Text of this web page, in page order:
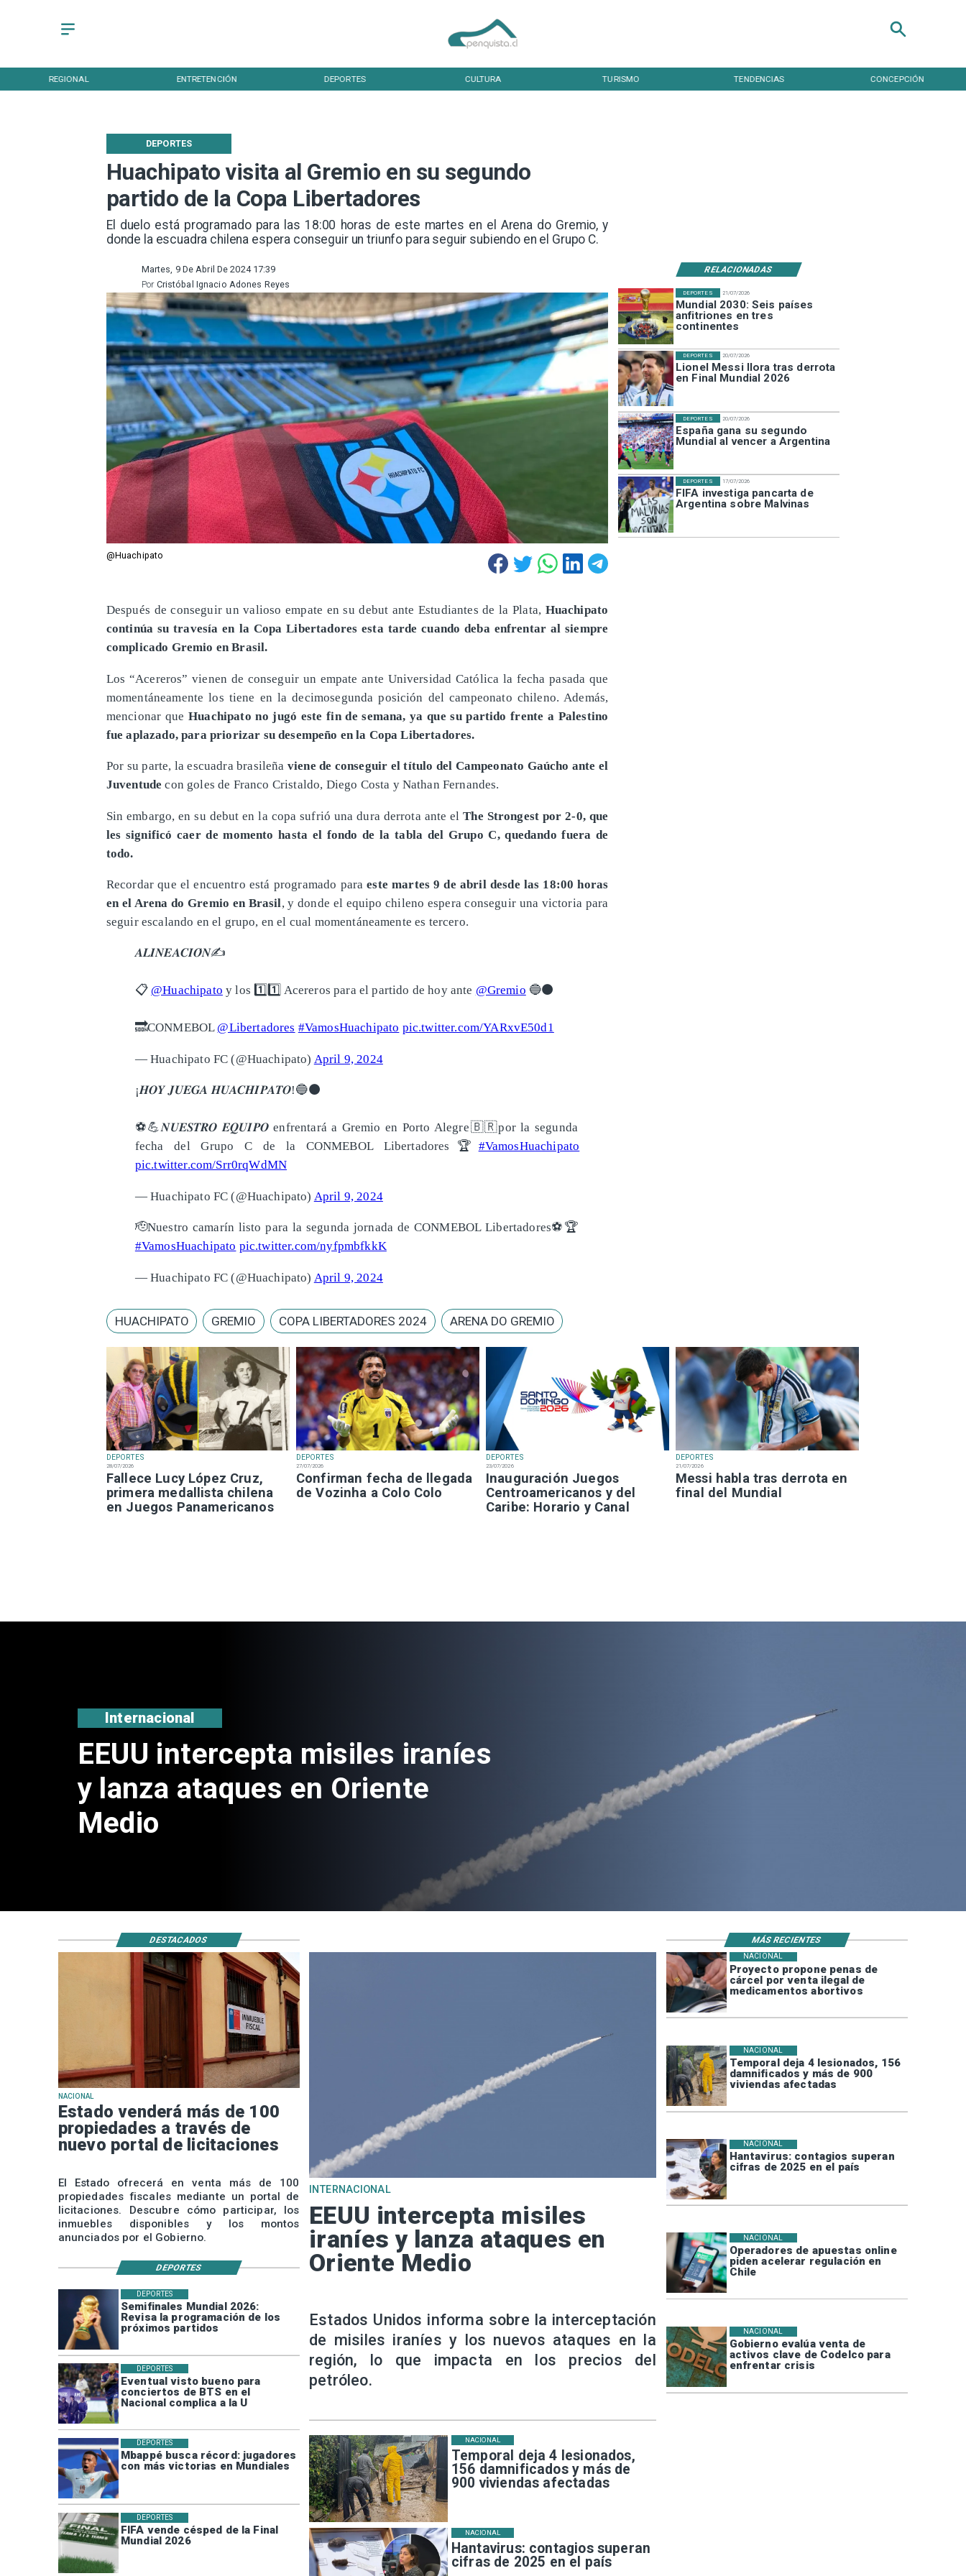
REGIONAL ENTRETENCIÓN DEPORTES CULTURA TURISMO TENDENCIAS CONCEPCIÓN
Huachipato visita al Gremio en su segundo
partido de la Copa Libertadores
​El duelo está programado para las 18:00 horas de este martes en el Arena do Gremio, y
donde la escuadra chilena espera conseguir un triunfo para seguir subiendo en el Grupo C.
DEPORTES
RELACIONADAS
Martes, 9 De Abril De 2024 17:39
Cristóbal Ignacio Adones Reyes
Por
@Huachipato
DEPORTES
28/07/2026
Fallece Lucy López Cruz,
primera medallista chilena
en Juegos Panamericanos
DEPORTES
27/07/2026
Confirman fecha de llegada
de Vozinha a Colo Colo
DEPORTES
23/07/2026
Inauguración Juegos
Centroamericanos y del
Caribe: Horario y Canal
DEPORTES
21/07/2026
Messi habla tras derrota en
final del Mundial
21/07/2026
Mundial 2030: Seis países
anfitriones en tres
continentes
DEPORTES
20/07/2026
Lionel Messi llora tras derrota
en Final Mundial 2026
DEPORTES
20/07/2026
España gana su segundo
Mundial al vencer a Argentina
DEPORTES
17/07/2026
FIFA investiga pancarta de
Argentina sobre Malvinas
DEPORTES
​Después de conseguir un valioso empate en su debut ante Estudiantes de la Plata, Huachipato
continúa su travesía en la Copa Libertadores esta tarde cuando deba enfrentar al siempre
complicado Gremio en Brasil.
​Los “Acereros” vienen de conseguir un empate ante Universidad Católica la fecha pasada que
momentáneamente los tiene en la decimosegunda posición del campeonato chileno. Además,
mencionar queHuachipato no jugó este fin de semana, ya que su partido frente a Palestino
fue aplazado, para priorizar su desempeño en la Copa Libertadores.
Por su parte, la escuadra brasileña viene de conseguir el título del Campeonato Gaúcho ante el
Juventude con goles de Franco Cristaldo, Diego Costa y Nathan Fernandes.
Sin embargo, en su debut en la copa sufrió una dura derrota ante elThe Strongest por 2-0, que
les significó caer de momento hasta el fondo de la tabla del Grupo C, quedando fuera de
todo.
Recordar que el encuentro está programado paraeste martes 9 de abril desde las 18:00 horas
en el Arena do Gremio en Brasil, y donde el equipo chileno espera conseguir una victoria para
seguir escalando en el grupo, en el cual momentáneamente es tercero.
𝑨𝑳𝑰𝑵𝑬𝑨𝑪𝑰𝑶́𝑵✍️
📋 @Huachipato y los 1️⃣1️⃣ Acereros para el partido de hoy ante @Gremio 🔵⚫️
🔜CONMEBOL @Libertadores #VamosHuachipato pic.twitter.com/YARxvE50d1
— Huachipato FC (@Huachipato) April 9, 2024
¡𝑯𝑶𝒀 𝑱𝑼𝑬𝑮𝑨 𝑯𝑼𝑨𝑪𝑯𝑰𝑷𝑨𝑻𝑶!🔵⚫️
⚽️💪𝑵𝑼𝑬𝑺𝑻𝑹𝑶 𝑬𝑸𝑼𝑰𝑷𝑶 enfrentará a Gremio en Porto Alegre🇧🇷por la segunda
fecha del Grupo C de la CONMEBOL Libertadores🏆 #VamosHuachipato
pic.twitter.com/Srr0rqWdMN
— Huachipato FC (@Huachipato) April 9, 2024
🫡Nuestro camarín listo para la segunda jornada de CONMEBOL Libertadores⚽️🏆
#VamosHuachipato pic.twitter.com/nyfpmbfkkK
— Huachipato FC (@Huachipato) April 9, 2024
HUACHIPATO GREMIO COPA LIBERTADORES 2024 ARENA DO GREMIO
Estado venderá más de 100
propiedades a través de nuevo
portal de licitaciones
Nacional
Proyecto propone penas de
cárcel por venta ilegal de
medicamentos abortivos
NACIONAL
Temporal deja 4 lesionados, 156
damnificados y más de 900
viviendas afectadas
NACIONAL
Hantavirus: contagios superan
cifras de 2025 en el país
NACIONAL
Operadores de apuestas online
piden acelerar regulación en
Chile
NACIONAL
Gobierno evalúa venta de
activos clave de Codelco para
enfrentar crisis
NACIONAL
Semifinales Mundial 2026:
Revisa la programación de los
próximos partidos
DEPORTES
Eventual visto bueno para
conciertos de BTS en el
Nacional complica a la U
DEPORTES
Mbappé busca récord: jugadores
con más victorias en Mundiales
DEPORTES
FIFA vende césped de la Final
Mundial 2026
DEPORTES
Temporal deja 4 lesionados,
156 damnificados y más de
900 viviendas afectadas
NACIONAL
Hantavirus: contagios superan
cifras de 2025 en el país
NACIONAL
NACIONAL
Estado venderá más de 100
propiedades a través de
nuevo portal de licitaciones
El Estado ofrecerá en venta más de 100
propiedades fiscales mediante un portal de
licitaciones. Descubre cómo participar, los
inmuebles disponibles y los montos
anunciados por el Gobierno.
INTERNACIONAL
EEUU intercepta misiles
iraníes y lanza ataques en
Oriente Medio
Estados Unidos informa sobre la interceptación
de misiles iraníes y los nuevos ataques en la
región, lo que impacta en los precios del
petróleo.
DESTACADOS MÁS RECIENTES
DEPORTES